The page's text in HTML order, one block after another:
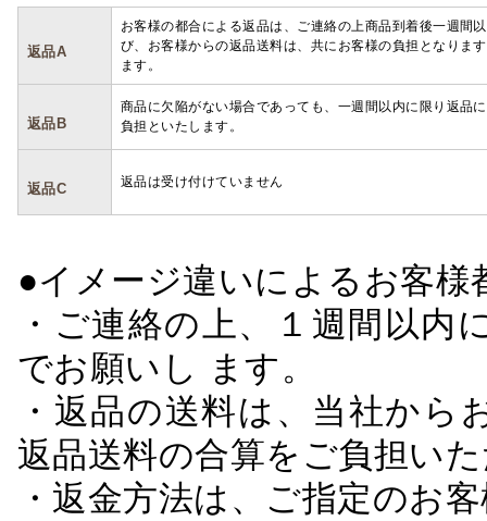
返品A
お客様の都合による返品は、ご連絡の上商品到着後一週間
び、お客様からの返品送料は、共にお客様の負担となりま
ます。
返品B
商品に欠陥がない場合であっても、一週間以内に限り返品
負担といたします。
返品C 返品は受け付けていません
●イメージ違いによるお客
・ご連絡の上、１週間以
でお願いし ます。
・返品の送料は、当社か
返品送料の合算をご負担い
・返金方法は、ご指定のお